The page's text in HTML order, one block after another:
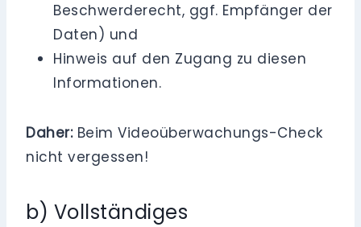
Beschwerderecht, ggf. Empfänger der
Daten) und
Hinweis auf den Zugang zu diesen
Informationen.
Daher:Beim Videoüberwachungs-Check
nicht vergessen!
b) Vollständiges